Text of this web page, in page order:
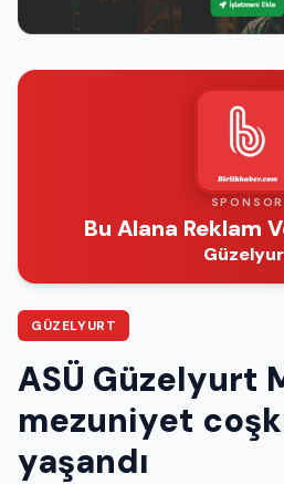
SPONSOR
Bu Alana Reklam
GÜZELYURT
ASÜ Güzelyurt
mezuniyet
yaşandı